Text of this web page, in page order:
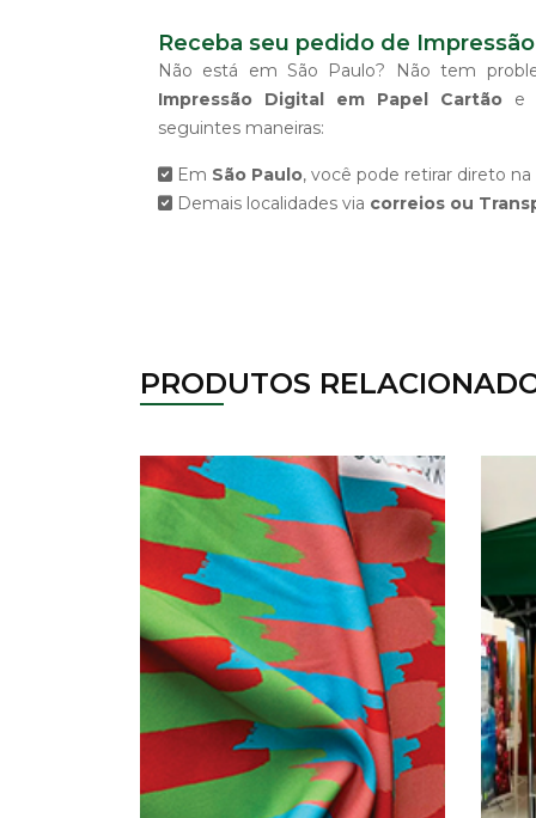
Receba seu pedido de
Não está em São Paulo? Não tem
Impressão Digital em Papel Cartãoe
seguintes maneiras:
Em São Paulo, você pode retirar direto na
Demais localidades via correios ou
PRODUTOS